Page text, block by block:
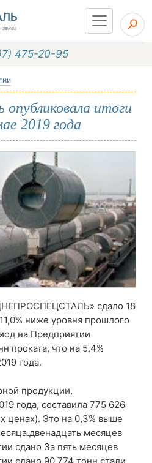
475-20-95
опубликовала итоги
2019 года
сдало 18
ниже уровня прошлого
на Предприятии
проката, что на 5,4%
года.
продукции,
года, составила 775 626
ценах). Это на 0,3% выше
месяцев
сдано За пять месяцев
сдано 90 774 тонн стали